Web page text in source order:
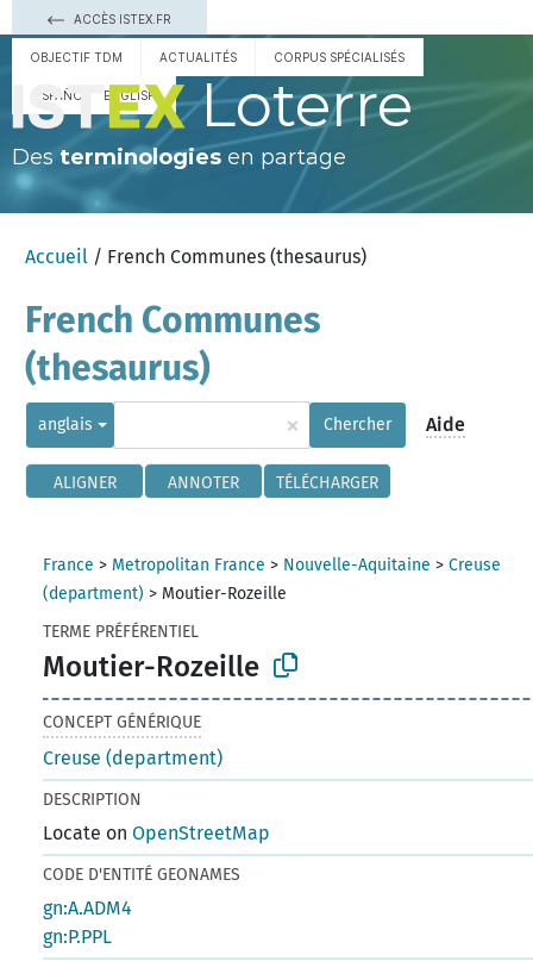
ACCÈS ISTEX.FR
OBJECTIF TDM ACTUALITÉS CORPUS SPÉCIALISÉS
ESPAÑOL ENGLISH Loterre
Des terminologies en partage
Accueil / French Communes (thesaurus)
French Communes
(thesaurus)
anglais × Chercher Aide
ALIGNER ANNOTER TÉLÉCHARGER
France > Metropolitan France > Nouvelle-Aquitaine >Creuse
(department) > Moutier-Rozeille
TERME PRÉFÉRENTIEL
Moutier-Rozeille
CONCEPT GÉNÉRIQUE
Creuse (department)
DESCRIPTION
Locate onOpenStreetMap
CODE D'ENTITÉ GEONAMES
gn:A.ADM4
gn:P.PPL